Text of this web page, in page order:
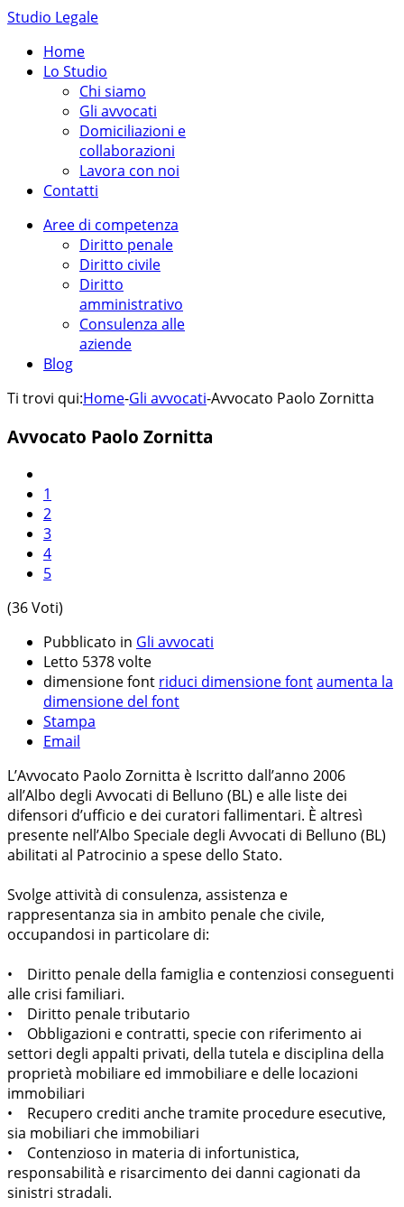
Studio Legale
Home
Lo Studio
Chi siamo
Gli avvocati
Domiciliazioni e
collaborazioni
Lavora con noi
Contatti
Aree di competenza
Diritto penale
Diritto civile
Diritto
amministrativo
Consulenza alle
aziende
Blog
Ti trovi qui:Home-Gli avvocati-Avvocato Paolo Zornitta
Avvocato Paolo Zornitta
1
2
3
4
5
(36 Voti)
Pubblicato in Gli avvocati
Letto 5378 volte
dimensione font riduci dimensione fontaumenta la
dimensione del font
Stampa
Email
L’Avvocato Paolo Zornitta è Iscritto dall’anno 2006
all’Albo degli Avvocati di Belluno (BL) e alle liste dei
difensori d’ufficio e dei curatori fallimentari. È altresì
presente nell’Albo Speciale degli Avvocati di Belluno (BL)
abilitati al Patrocinio a spese dello Stato.
Svolge attività di consulenza, assistenza e
rappresentanza sia in ambito penale che civile,
occupandosi in particolare di:
• Diritto penale della famiglia e contenziosi conseguenti
alle crisi familiari.
• Diritto penale tributario
• Obbligazioni e contratti, specie con riferimento ai
settori degli appalti privati, della tutela e disciplina della
proprietà mobiliare ed immobiliare e delle locazioni
immobiliari
• Recupero crediti anche tramite procedure esecutive,
sia mobiliari che immobiliari
• Contenzioso in materia di infortunistica,
responsabilità e risarcimento dei danni cagionati da
sinistri stradali.